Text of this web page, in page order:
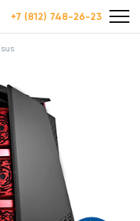
+7 (812) 748-26-23